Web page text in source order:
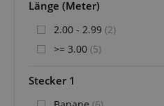
Länge (Meter)
2.00 - 2.99 (2)
>= 3.00 (5)
Stecker 1